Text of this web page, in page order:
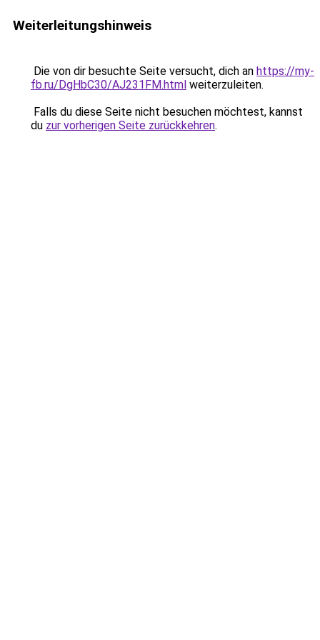
Weiterleitungshinweis
Die von dir besuchte Seite versucht, dich an https://my-
fb.ru/DgHbC30/AJ231FM.html weiterzuleiten.
Falls du diese Seite nicht besuchen möchtest, kannst
du zur vorherigen Seite zurückkehren.